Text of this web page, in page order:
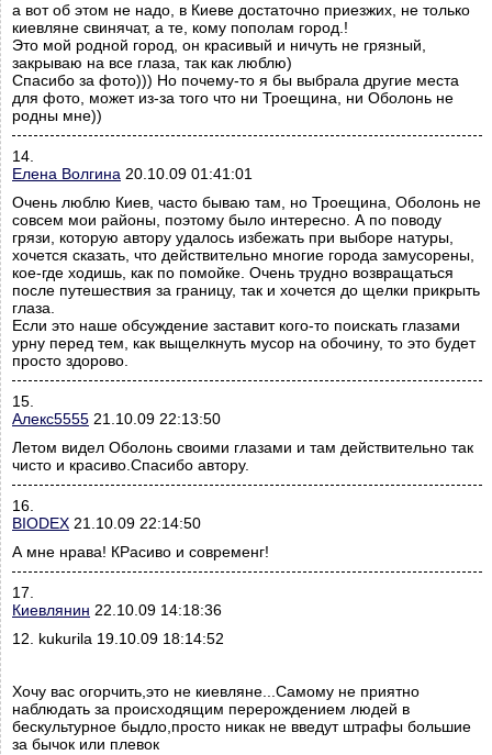
а вот об этом не надо, в Киеве достаточно приезжих, не только
киевляне свинячат, а те, кому пополам город.!
Это мой родной город, он красивый и ничуть не грязный,
закрываю на все глаза, так как люблю)
Спасибо за фото))) Но почему-то я бы выбрала другие места
для фото, может из-за того что ни Троещина, ни Оболонь не
родны мне))
14.
Елена Волгина 20.10.09 01:41:01
Очень люблю Киев, часто бываю там, но Троещина, Оболонь не
совсем мои районы, поэтому было интересно. А по поводу
грязи, которую автору удалось избежать при выборе натуры,
хочется сказать, что действительно многие города замусорены,
кое-где ходишь, как по помойке. Очень трудно возвращаться
после путешествия за границу, так и хочется до щелки прикрыть
глаза.
Если это наше обсуждение заставит кого-то поискать глазами
урну перед тем, как выщелкнуть мусор на обочину, то это будет
просто здорово.
15.
Алекс5555 21.10.09 22:13:50
Летом видел Оболонь своими глазами и там действительно так
чисто и красиво.Спасибо автору.
16.
BIODEX 21.10.09 22:14:50
А мне нрава! КРасиво и современг!
17.
Киевлянин 22.10.09 14:18:36
12. kukurila 19.10.09 18:14:52
Хочу вас огорчить,это не киевляне...Самому не приятно
наблюдать за происходящим перерождением людей в
бескультурное быдло,просто никак не введут штрафы большие
за бычок или плевок